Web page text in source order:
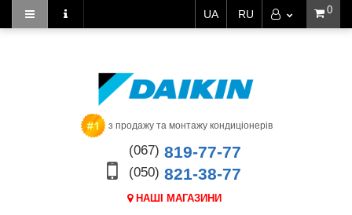
0
UA RU
з продажу та монтажу кондиціонерів
(067) 819-77-77
(050) 821-38-77
НАШІ МАГАЗИНИ